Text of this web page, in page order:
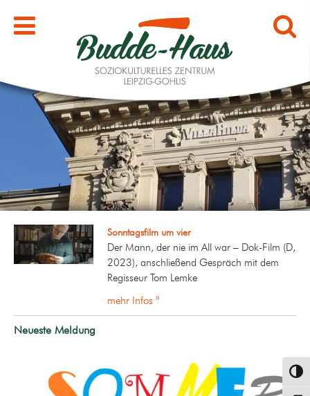
Sonntagsfilm um vier
Der Mann, der nie im All war – Dok-Film (D,
2023), anschließend Gespräch mit dem
Regisseur Tom Lemke
mehr Infos »
Neueste Meldung